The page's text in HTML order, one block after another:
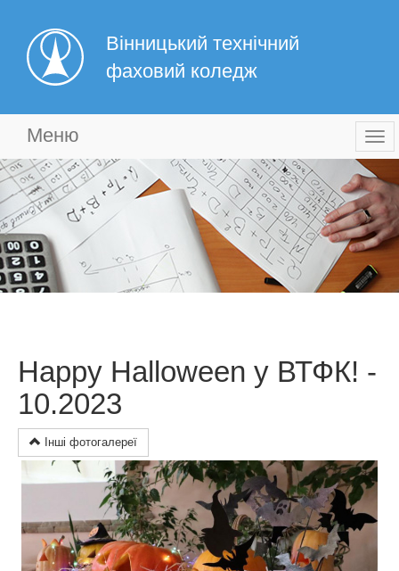
Вінницький технічний
фаховий коледж
Меню
Happy Halloween у ВТФК! -
10.2023
Інші фотогалереї